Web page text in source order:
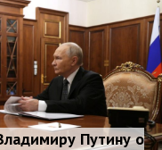
Путину о